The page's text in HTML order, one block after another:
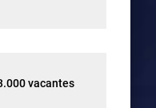
del
vacantes